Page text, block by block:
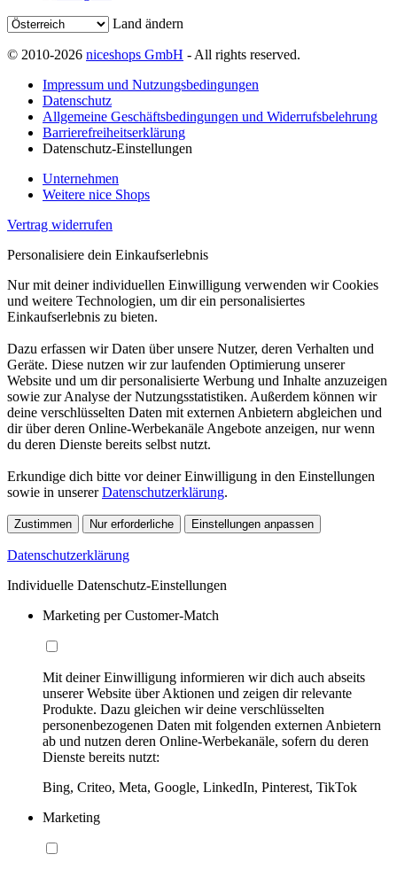
Land ändern
© 2010-2026 niceshops GmbH - All rights reserved.
Impressum und Nutzungsbedingungen
Datenschutz
Allgemeine Geschäftsbedingungen und Widerrufsbelehrung
Barrierefreiheitserklärung
Datenschutz-Einstellungen
Unternehmen
Weitere nice Shops
Vertrag widerrufen
Personalisiere dein Einkaufserlebnis
Nur mit deiner individuellen Einwilligung verwenden wir Cookies
und weitere Technologien, um dir ein personalisiertes
Einkaufserlebnis zu bieten.
Dazu erfassen wir Daten über unsere Nutzer, deren Verhalten und
Geräte. Diese nutzen wir zur laufenden Optimierung unserer
Website und um dir personalisierte Werbung und Inhalte anzuzeigen
sowie zur Analyse der Nutzungsstatistiken. Außerdem können wir
deine verschlüsselten Daten mit externen Anbietern abgleichen und
dir über deren Online-Werbekanäle Angebote anzeigen, nur wenn
du deren Dienste bereits selbst nutzt.
Erkundige dich bitte vor deiner Einwilligung in den Einstellungen
sowie in unsererDatenschutzerklärung.
Zustimmen Nur erforderliche Einstellungen anpassen
Datenschutzerklärung
Individuelle Datenschutz-Einstellungen
Marketing per Customer-Match
Mit deiner Einwilligung informieren wir dich auch abseits
unserer Website über Aktionen und zeigen dir relevante
Produkte. Dazu gleichen wir deine verschlüsselten
personenbezogenen Daten mit folgenden externen Anbietern
ab und nutzen deren Online-Werbekanäle, sofern du deren
Dienste bereits nutzt:
Bing, Criteo, Meta, Google, LinkedIn, Pinterest, TikTok
Marketing